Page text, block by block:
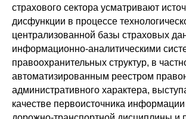
страхового сектора усматривают
дисфункции в процессе
централизованной базы страховых
информационно-аналитическими
правоохранительных структур, в
автоматизированным реестром
административного характера,
качестве первоисточника